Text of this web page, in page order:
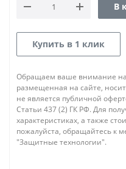
В
Купить в 1 клик
Обращаем ваше внимание
размещенная на сайте,
не является публичной
Статьи 437 (2) ГК РФ. Для
характеристиках, а также
пожалуйста, обращайтесь к
"Защитные технологии".